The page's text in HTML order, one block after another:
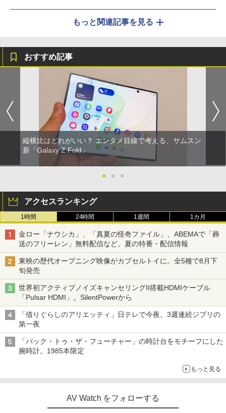
もっと関連記事を見る
おすすめ記事
縦横比はどれがいい？ エンタメ目線で考える、サムスン
新「Galaxy Z Fold」
● ● ●
アクセスランキング
1時間 24時間 1週間 1カ月
金ロー「ナウシカ」、「真夏の怪奇ファイル」、ABEMAで「葬
送のフリーレン」無料配信など。夏の特番・配信情報
東映の歴代オープニング映像がカプセルトイに。全5種で8月下
旬発売
世界初アクティブノイズキャンセリングII搭載HDMIケーブル
「Pulsar HDMI」。SilentPowerから
「借りぐらしのアリエッティ」日テレで今夜。3週連続ジブリの
第一夜
「バック・トゥ・ザ・フューチャー」の時計台をモチーフにした
腕時計。1985本限定
もっと見る
AV Watch をフォローする